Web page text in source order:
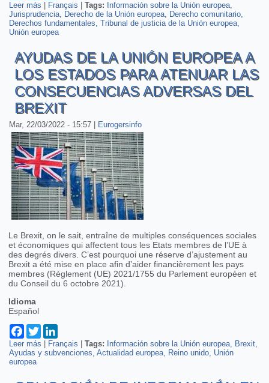
Leer más sobre Sentencia del TJUE sobre la libertad de prensa en el
ámbito de la información financiera
Français |Tags:
Información sobre la Unión europea
Jurisprudencia
Derecho de la Unión europea
Derecho comunitario
Derechos fundamentales
Tribunal de justicia de la Unión europea
Unión europea
AYUDAS DE LA UNIÓN EUROPEA A
LOS ESTADOS PARA ATENUAR LAS
CONSECUENCIAS ADVERSAS DEL
BREXIT
Mar, 22/03/2022 - 15:57 Eurogersinfo
Le Brexit, on le sait, entraîne de multiples conséquences sociales
et économiques qui affectent tous les Etats membres de l’UE à
des degrés divers. C’est pourquoi une réserve d’ajustement au
Brexit a été mise en place afin d’aider financièrement les pays
membres (Règlement (UE) 2021/1755 du Parlement européen et
du Conseil du 6 octobre 2021).
Idioma
Español
Facebook
Twitter
Leer más sobre Ayudas de la Unión Europea a los Estados para atenuar
las consecuencias adversas del Brexit
| Français |Tags: Información sobre la Unión europea Brexit
Ayudas y subvenciones Actualidad europea Reino unido Unión
europea